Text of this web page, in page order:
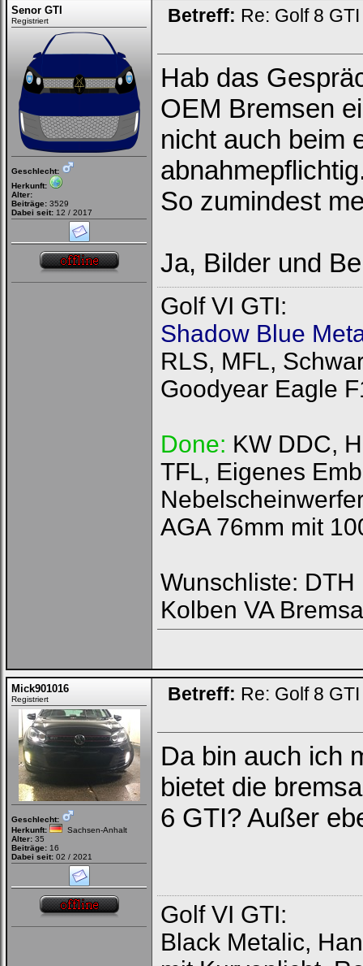
Senor GTI
Registriert
Geschlecht:
Herkunft:
Alter:
Beiträge: 3529
Dabei seit: 12 / 2017
Betreff: Re: Golf 8
Hab das
OEM Bremsen
nicht auch beim
So zumindest
Ja, Bilder und
Golf VI GTI:
Shadow Blue
RLS, MFL,
Goodyear Eagle
Done: KW DDC,
TFL, Eigenes
AGA 76mm mit
Wunschliste:
Kolben VA
Mick901016
Registriert
Geschlecht:
Herkunft:
Sachsen-Anhalt
Alter: 35
Beiträge: 16
Dabei seit: 02 / 2021
Betreff: Re: Golf 8
Da bin auch ich
bietet die
6 GTI? Außer
Golf VI GTI:
Black Metalic,